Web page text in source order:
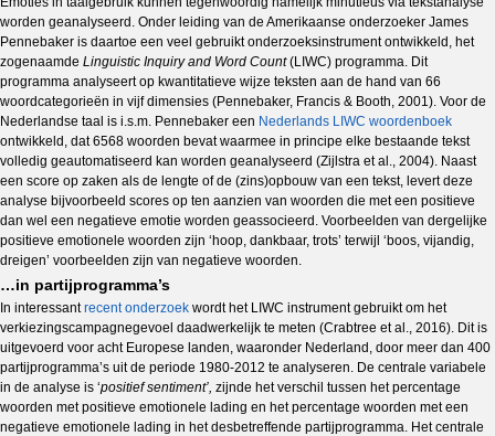
worden geanalyseerd. Onder leiding van de Amerikaanse onderzoeker James
Pennebaker is daartoe een veel gebruikt onderzoeksinstrument ontwikkeld, het
zogenaamde Linguistic Inquiry and Word Count(LIWC) programma. Dit
programma analyseert op kwantitatieve wijze teksten aan de hand van 66
woordcategorieën in vijf dimensies (Pennebaker, Francis & Booth, 2001). Voor de
Nederlandse taal is i.s.m. Pennebaker een Nederlands LIWC woordenboek
ontwikkeld, dat 6568 woorden bevat waarmee in principe elke bestaande tekst
volledig geautomatiseerd kan worden geanalyseerd (Zijlstra et al., 2004). Naast
een score op zaken als de lengte of de (zins)opbouw van een tekst, levert deze
analyse bijvoorbeeld scores op ten aanzien van woorden die met een positieve
dan wel een negatieve emotie worden geassocieerd. Voorbeelden van dergelijke
positieve emotionele woorden zijn ‘hoop, dankbaar, trots’ terwijl ‘boos, vijandig,
dreigen’ voorbeelden zijn van negatieve woorden.
…in partijprogramma’s
In interessantrecent onderzoek wordt het LIWC instrument gebruikt om het
verkiezingscampagnegevoel daadwerkelijk te meten (Crabtree et al., 2016). Dit is
uitgevoerd voor acht Europese landen, waaronder Nederland, door meer dan 400
partijprogramma’s uit de periode 1980-2012 te analyseren. De centrale variabele
in de analyse is ‘positief sentiment’, zijnde het verschil tussen het percentage
woorden met positieve emotionele lading en het percentage woorden met een
negatieve emotionele lading in het desbetreffende partijprogramma. Het centrale